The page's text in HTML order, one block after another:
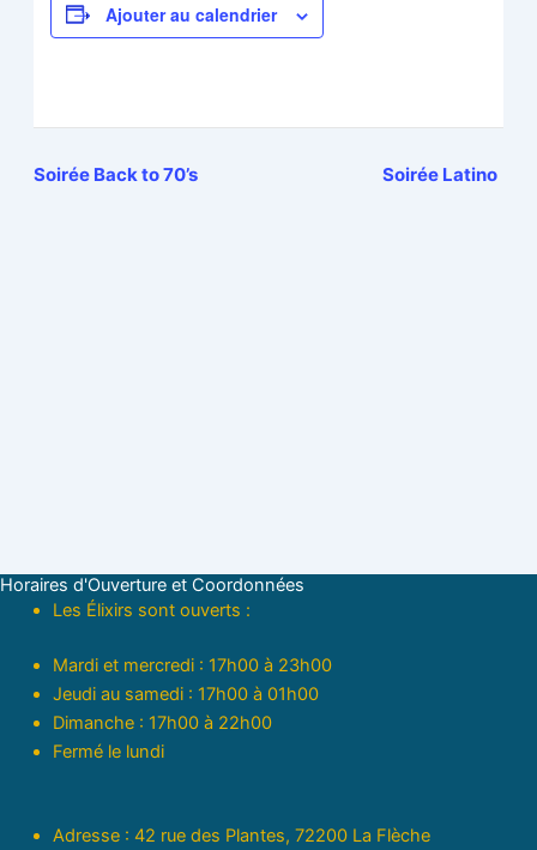
Ajouter au calendrier
Navigation
Soirée Back to 70’s Soirée Latino
Horaires d'Ouverture et Coordonnées
Les Élixirs sont ouverts :
Mardi et mercredi : 17h00 à 23h00
Jeudi au samedi : 17h00 à 01h00
Dimanche : 17h00 à 22h00
Fermé le lundi
Adresse : 42 rue des Plantes, 72200 La Flèche